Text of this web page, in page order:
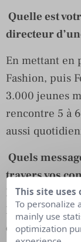
Quelle est
directeur
En mettant en
Fashion, puis
3.000 jeunes
rencontre 5 à
aussi
Quels
travers vos
Fashion et
Pouvez-vous
ci?
This site uses
To personalize
mainly use
optimization